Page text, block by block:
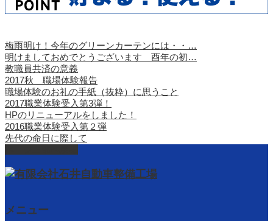
梅雨明け！今年のグリーンカーテンには・・…
明けましておめでとうございます 酉年の初…
教職員共済の意義
2017秋 職場体験報告
職場体験のお礼の手紙（抜粋）に思うこと
2017職業体験受入第3弾！
HPのリニューアルをしました！
2016職業体験受入第２弾
先代の命日に際して
メニュー